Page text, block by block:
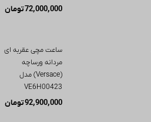
72,000,000تومان
ساعت مچی عقربه ای
مردانه ورساچه
(Versace) مدل
VE6H00423
92,900,000تومان